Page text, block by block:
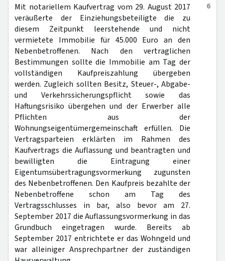
6
Mit notariellem Kaufvertrag vom 29. August 2017
veräußerte der Einziehungsbeteiligte die zu
diesem Zeitpunkt leerstehende und nicht
vermietete Immobilie für 45.000 Euro an den
Nebenbetroffenen. Nach den vertraglichen
Bestimmungen sollte die Immobilie am Tag der
vollständigen Kaufpreiszahlung übergeben
werden. Zugleich sollten Besitz, Steuer-, Abgabe-
und Verkehrssicherungspflicht sowie das
Haftungsrisiko übergehen und der Erwerber alle
Pflichten aus der
Wohnungseigentümergemeinschaft erfüllen. Die
Vertragsparteien erklärten im Rahmen des
Kaufvertrags die Auflassung und beantragten und
bewilligten die Eintragung einer
Eigentumsübertragungsvormerkung zugunsten
des Nebenbetroffenen. Den Kaufpreis bezahlte der
Nebenbetroffene schon am Tag des
Vertragsschlusses in bar, also bevor am 27.
September 2017 die Auflassungsvormerkung in das
Grundbuch eingetragen wurde. Bereits ab
September 2017 entrichtete er das Wohngeld und
war alleiniger Ansprechpartner der zuständigen